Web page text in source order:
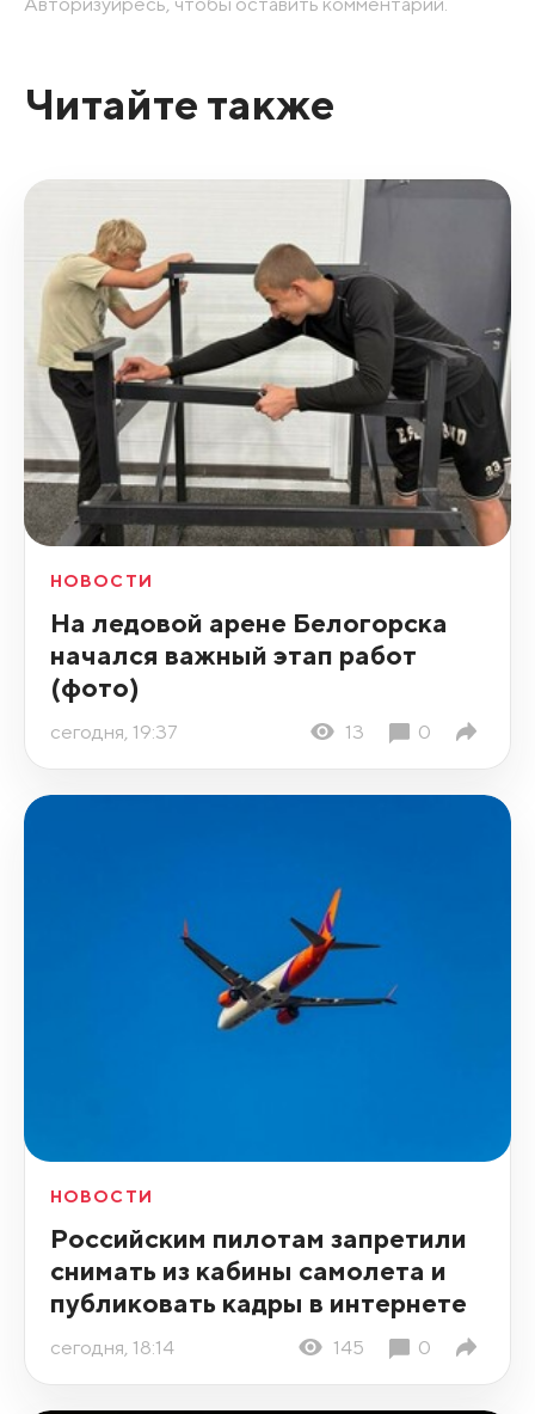
Читайте также
НОВОСТИ
На ледовой арене Белогорска
начался важный этап работ
(фото)
сегодня, 19:37 13 0
НОВОСТИ
Российским пилотам запретили
снимать из кабины самолета и
публиковать кадры в интернете
сегодня, 18:14 145 0